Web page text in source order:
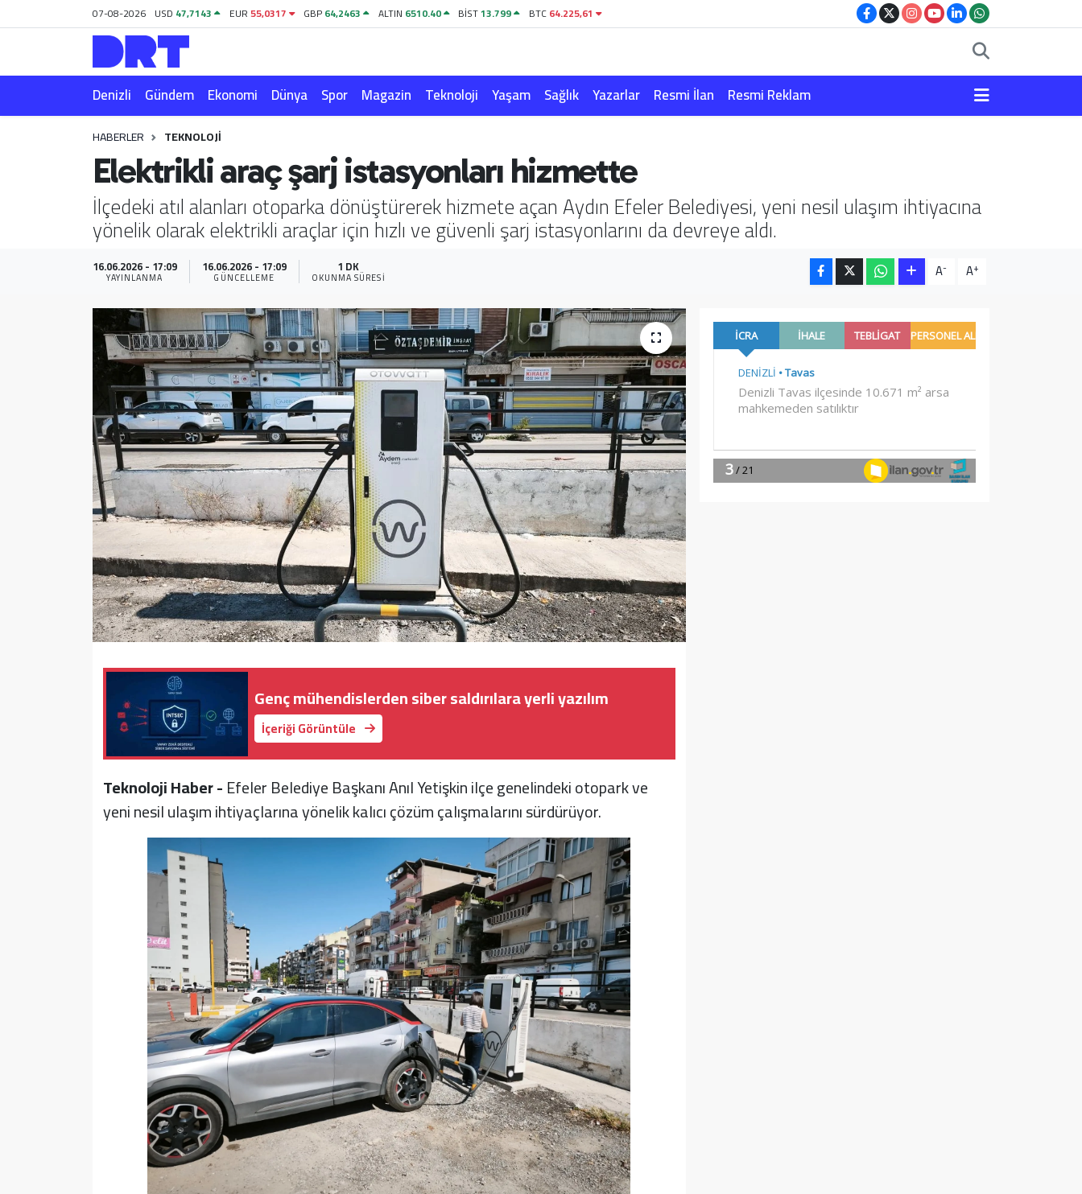
07-08-2026 USD 47,7143 EUR55,0317 GBP64,2463 ALTIN 6510.40 BİST13.799 BTC64.225,61
Denizli Gündem Ekonomi Dünya Spor Magazin Teknoloji Yaşam Sağlık Yazarlar Resmi İlan Resmi Reklam
HABERLER TEKNOLOJI
Elektrikli araç şarj istasyonları hizmette
İlçedeki atıl alanları otoparka dönüştürerek hizmete açan Aydın Efeler Belediyesi, yeni nesil ulaşım ihtiyacına
yönelik olarak elektrikli araçlar için hızlı ve güvenli şarj istasyonlarını da devreye aldı.
16.06.2026 - 17:09
YAYINLANMA
16.06.2026 - 17:09
GÜNCELLEME
1 DK
OKUNMA SÜRESI A- A+
Genç mühendislerden siber saldırılara yerli yazılım
İçeriği Görüntüle
Teknoloji Haber -Efeler Belediye Başkanı Anıl Yetişkin ilçe genelindeki otopark ve
yeni nesil ulaşım ihtiyaçlarına yönelik kalıcı çözüm çalışmalarını sürdürüyor.
Gündem
Ekonomi
Magazin
Teknoloji
Yazarlar
Resmi İlan
Resmi Reklam
Hava Durumu
Trafik Durumu
Puan Durumu ve Fikstür
Tüm Manşetler
Son Dakika Haberleri
Haber Arşivi